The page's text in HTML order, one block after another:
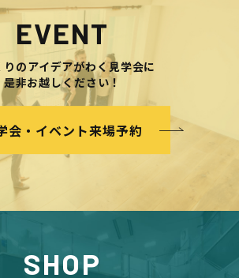
EVENT
りのアイデアがわく見学会に
是非お越しください！
会・イベント来場予約
SHOP